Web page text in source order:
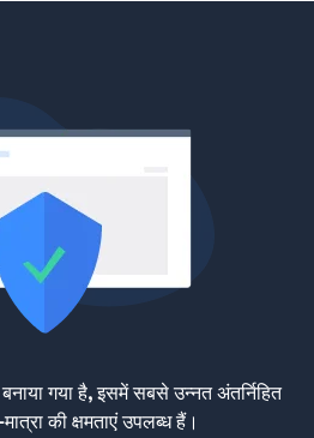
गया है, इसमें सबसे उन्नत अंतर्निहित
की क्षमताएं उपलब्ध हैं।